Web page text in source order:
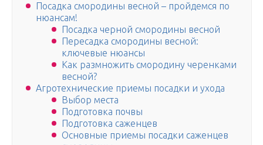
Посадка смородины весной – пройдемся по
нюансам!
Посадка черной смородины весной
Пересадка смородины весной:
ключевые нюансы
Как размножить смородину черенками
весной?
Агротехнические приемы посадки и ухода
Выбор места
Подготовка почвы
Подготовка саженцев
Основные приемы посадки саженцев